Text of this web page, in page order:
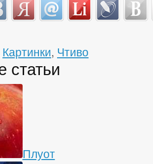
Картинки, Чтиво
статьи
Плуот